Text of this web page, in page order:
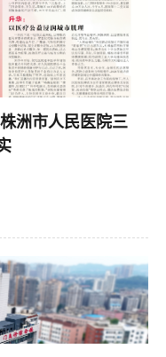
洲市人民医院三